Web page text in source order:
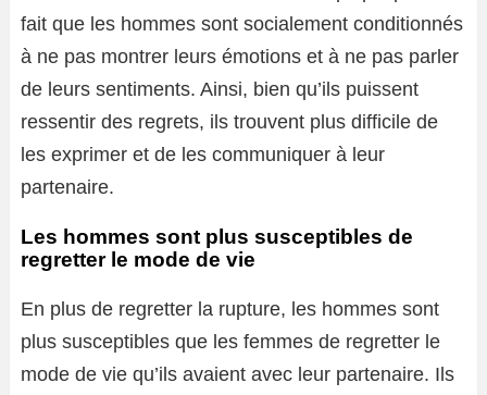
fait que les hommes sont socialement conditionnés
à ne pas montrer leurs émotions et à ne pas parler
de leurs sentiments. Ainsi, bien qu’ils puissent
ressentir des regrets, ils trouvent plus difficile de
les exprimer et de les communiquer à leur
partenaire.
Les hommes sont plus susceptibles de
regretter le mode de vie
En plus de regretter la rupture, les hommes sont
plus susceptibles que les femmes de regretter le
mode de vie qu’ils avaient avec leur partenaire. Ils